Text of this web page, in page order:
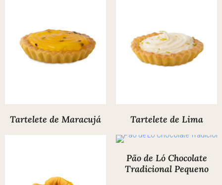
Tartelete de Maracujá Tartelete de Lima
Pão de Ló Chocolate
Tradicional Pequeno